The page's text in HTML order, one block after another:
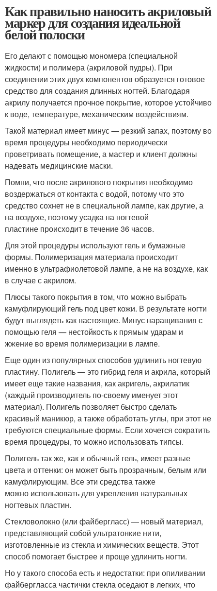
Как правильно наносить акриловый
маркер для создания идеальной
белой полоски
Его делают с помощью мономера (специальной
жидкости) и полимера (акриловой пудры). При
соединении этих двух компонентов образуется готовое
средство для создания длинных ногтей. Благодаря
акрилу получается прочное покрытие, которое устойчиво
к воде, температуре, механическим воздействиям.
Такой материал имеет минус — резкий запах, поэтому во
время процедуры необходимо периодически
проветривать помещение, а мастер и клиент должны
надевать медицинские маски.
Помни, что после акрилового покрытия необходимо
воздержаться от контакта с водой, потому что это
средство сохнет не в специальной лампе, как другие, а
на воздухе, поэтому усадка на ногтевой
пластине происходит в течение 36 часов.
Для этой процедуры используют гель и бумажные
формы. Полимеризация материала происходит
именно в ультрафиолетовой лампе, а не на воздухе, как
в случае с акрилом.
Плюсы такого покрытия в том, что можно выбрать
камуфлирующий гель под цвет кожи. В результате ногти
будут выглядеть как настоящие. Минус наращивания с
помощью геля — нестойкость к прямым ударам и
жжение во время полимеризации в лампе.
Еще один из популярных способов удлинить ногтевую
пластину. Полигель — это гибрид геля и акрила, который
имеет еще такие названия, как акригель, акрилатик
(каждый производитель по-своему именует этот
материал). Полигель позволяет быстро сделать
красивый маникюр, а также обработать углы, при этот не
требуются специальные формы. Если хочется сократить
время процедуры, то можно использовать типсы.
Полигель так же, как и обычный гель, имеет разные
цвета и оттенки: он может быть прозрачным, белым или
камуфлирующим. Все эти средства также
можно использовать для укрепления натуральных
ногтевых пластин.
Стекловолокно (или файбергласс) — новый материал,
представляющий собой ультратонкие нити,
изготовленные из стекла и химических веществ. Этот
способ помогает быстрее и проще удлинить ногти.
Но у такого способа есть и недостатки: при опиливании
файбергласса частички стекла оседают в легких, что